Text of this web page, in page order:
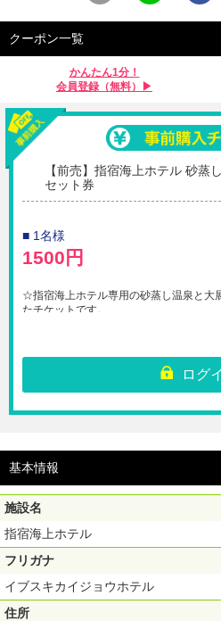
クーポン一覧
かんたん1分！
会員登録（無料）▶︎
【前売】指宿海上ホテル 砂蒸
セット券
■ 1名様
1500円
☆指宿海上ホテル専用の砂蒸し温泉と大
たチケットです。
※砂蒸し温泉用の貸し出しセット（ガウ
※1階のフロントにてQRコードをご提示
※ご購入後のキャンセル、変更、返金は
※タオル、バスタオルはご持参ください
ししております（タオル100円、バスタ
患、妊娠中、生理中、炎症、発熱の方は
ログ
基本情報
施設名
指宿海上ホテル
フリガナ
イブスキカイジョウホテル
住所